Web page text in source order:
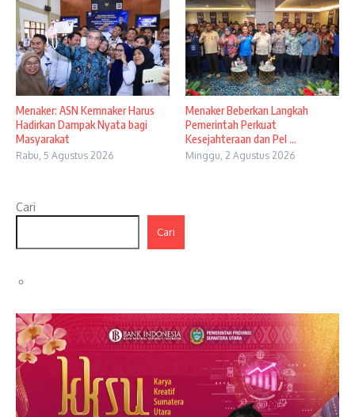
Menaker: ASN Kemnaker Harus
Hadirkan Dampak Nyata bagi
Masyarakat
Rabu, 5 Agustus 2026
Menaker Beberkan Langkah
Pemerintah Perkuat
Kesejahteraan dan Pel ...
Minggu, 2 Agustus 2026
Cari
Cari